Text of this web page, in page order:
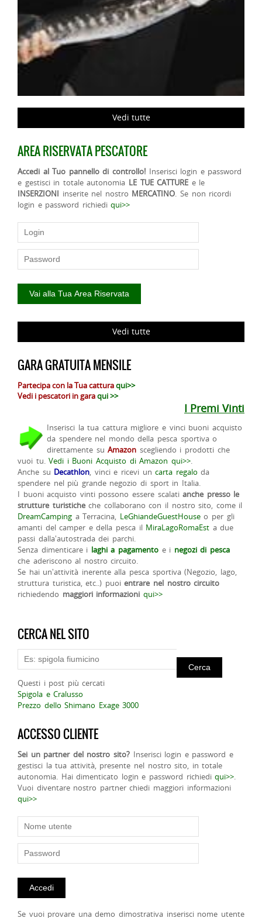
Vedi tutte
AREA RISERVATA PESCATORE
Accedi al Tuo pannello di controllo! Inserisci login e password
e gestisci in totale autonomia LE TUE CATTURE e le
INSERZIONI inserite nel nostro MERCATINO . Se non ricordi
login e password richiediqui>>
Vedi tutte
GARA GRATUITA MENSILE
Partecipa con la Tua catturaqui>>
Vedi i pescatori in garaqui >>
I Premi Vinti
Inserisci la tua cattura migliore e vinci buoni acquisto
da spendere nel mondo della pesca sportiva o
direttamente suAmazon scegliendo i prodotti che
vuoi tu.Vedi i Buoni Acquisto di Amazon qui>>.
Anche su Decathlon , vinci e ricevi uncarta regalo da
spendere nel più grande negozio di sport in Italia.
I buoni acquisto vinti possono essere scalatianche presso le
strutture turisticheche collaborano con il nostro sito, come il
DreamCamping a Terracina, LeGhiandeGuestHouseo per gli
amanti del camper e della pesca il MiraLagoRomaEst a due
passi dalla'autostrada dei parchi.
Senza dimenticare i laghi a pagamento e i negozi di pesca
che aderiscono al nostro circuito.
Se hai un'attività inerente alla pesca sportiva (Negozio, lago,
struttura turistica, etc..) puoientrare nel nostro circuito
richiedendo maggiori informazioni qui>>
CERCA NEL SITO
Questi i post più cercati
Spigola e Cralusso
Prezzo dello Shimano Exage 3000
ACCESSO CLIENTE
Sei un partner del nostro sito? Inserisci login e password e
gestisci la tua attività, presente nel nostro sito, in totale
autonomia. Hai dimenticato login e password richiediqui>>
Vuoi diventare nostro partner chiedi maggiori informazioni
qui>>
Se vuoi provare una demo dimostrativa inserisci nome utente